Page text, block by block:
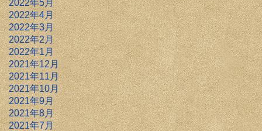
2022年5月
2022年4月
2022年3月
2022年2月
2022年1月
2021年12月
2021年11月
2021年10月
2021年9月
2021年8月
2021年7月